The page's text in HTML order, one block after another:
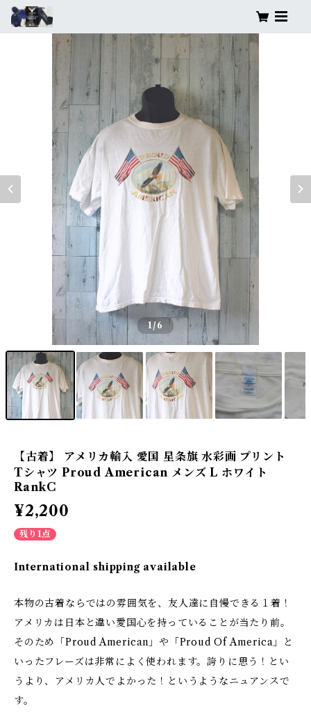
1/6
【古着】 アメリカ輸入 愛国 星条旗 水彩画 プリント
Tシャツ Proud American メンズ L ホワイト
RankC
¥2,200
残り1点
International shipping available
本物の古着ならではの雰囲気を、友人達に自慢できる１着！
アメリカは日本と違い愛国心を持っていることが当たり前。
そのため「Proud American」や「Proud Of America」と
いったフレーズは非常によく使われます。誇りに思う！とい
うより、アメリカ人でよかった！というようなニュアンスで
す。